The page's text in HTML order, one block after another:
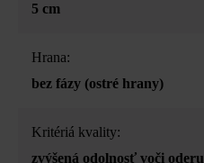
5 cm
Hrana:
bez fázy (ostré hrany)
Kritériá kvality:
zvýšená odolnosť voči oderu